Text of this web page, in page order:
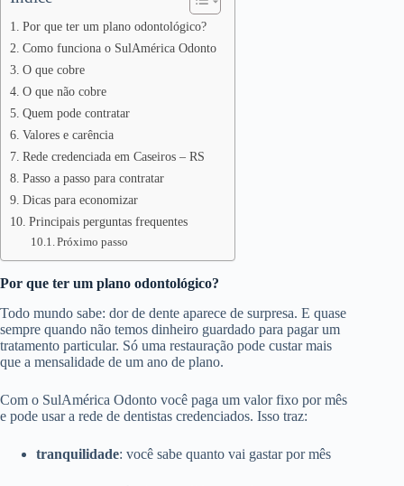
Por que ter um plano odontológico?
Como funciona o SulAmérica Odonto
O que cobre
O que não cobre
Quem pode contratar
Valores e carência
Rede credenciada em Caseiros – RS
Passo a passo para contratar
Dicas para economizar
Principais perguntas frequentes
Próximo passo
Por que ter um plano odontológico?
Todo mundo sabe: dor de dente aparece de surpresa. E quase
sempre quando não temos dinheiro guardado para pagar um
tratamento particular. Só uma restauração pode custar mais
que a mensalidade de um ano de plano.
Com o SulAmérica Odonto você paga um valor fixo por mês
e pode usar a rede de dentistas credenciados. Isso traz:
tranquilidade: você sabe quanto vai gastar por mês